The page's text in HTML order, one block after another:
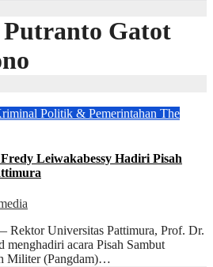
Gatot
Politik & Pemerintahan The
Leiwakabessy Hadiri Pisah
Universitas Pattimura, Prof. Dr.
acara Pisah Sambut
Militer (Pangdam)…